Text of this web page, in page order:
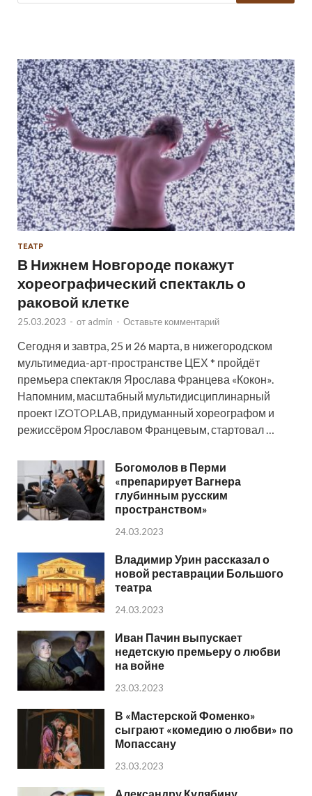
ТЕАТР
В Нижнем Новгороде покажут
хореографический спектакль о
раковой клетке
25.03.2023 - от admin - Оставьте комментарий
Сегодня и завтра, 25 и 26 марта, в нижегородском
мультимедиа-арт-пространстве ЦЕХ * пройдёт
премьера спектакля Ярослава Францева «Кокон».
Напомним, масштабный мультидисциплинарный
проект IZOTOP.LAB, придуманный хореографом и
режиссёром Ярославом Францевым, стартовал …
Богомолов в Перми
«препарирует Вагнера
глубинным русским
пространством»
24.03.2023
Владимир Урин рассказал о
новой реставрации Большого
театра
24.03.2023
Иван Пачин выпускает
недетскую премьеру о любви
на войне
23.03.2023
В «Мастерской Фоменко»
сыграют «комедию о любви» по
Мопассану
23.03.2023